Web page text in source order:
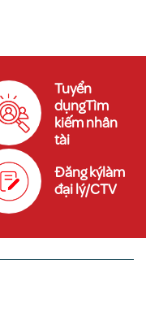
Tuyển
dụngTìm
kiếm nhân
tài
Đăng kýlàm
đại lý/CTV